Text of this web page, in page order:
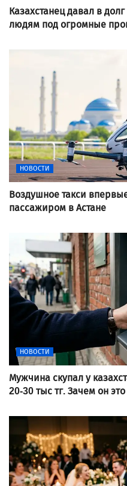
Казахстанец давал в
людям под огромные
НОВОСТИ
Воздушное такси
пассажиром в Астане
НОВОСТИ
Мужчина скупал у
20-30 тыс тг. Зачем он